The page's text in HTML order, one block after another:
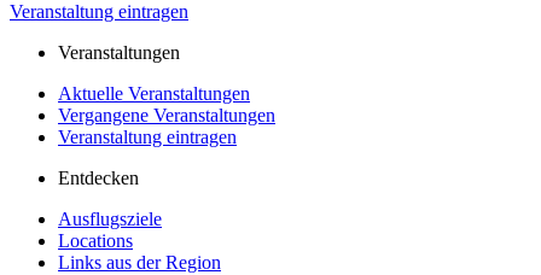
Veranstaltung eintragen
Veranstaltungen
Aktuelle Veranstaltungen
Vergangene Veranstaltungen
Veranstaltung eintragen
Entdecken
Ausflugsziele
Locations
Links aus der Region